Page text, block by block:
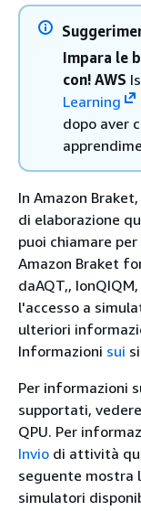
Impara le
con! AWS
Learning
dopo aver
In Amazon
di elaborazione
puoi chiamare
Amazon Braket
daAQT,,
l'accesso a
ulteriori
Informazioni sui
Per informazioni
supportati, vedere
QPU. Per
Invio di attività
seguente mostra
simulatori